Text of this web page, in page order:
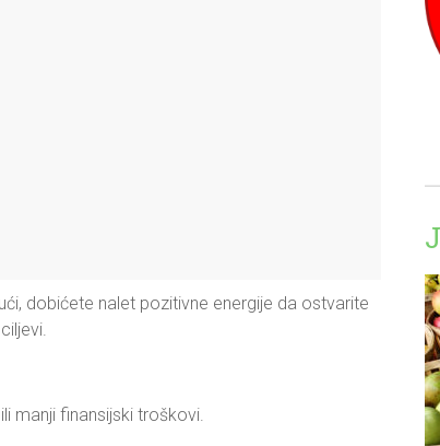
dobićete nalet pozitivne energije da ostvarite
manji finansijski troškovi.